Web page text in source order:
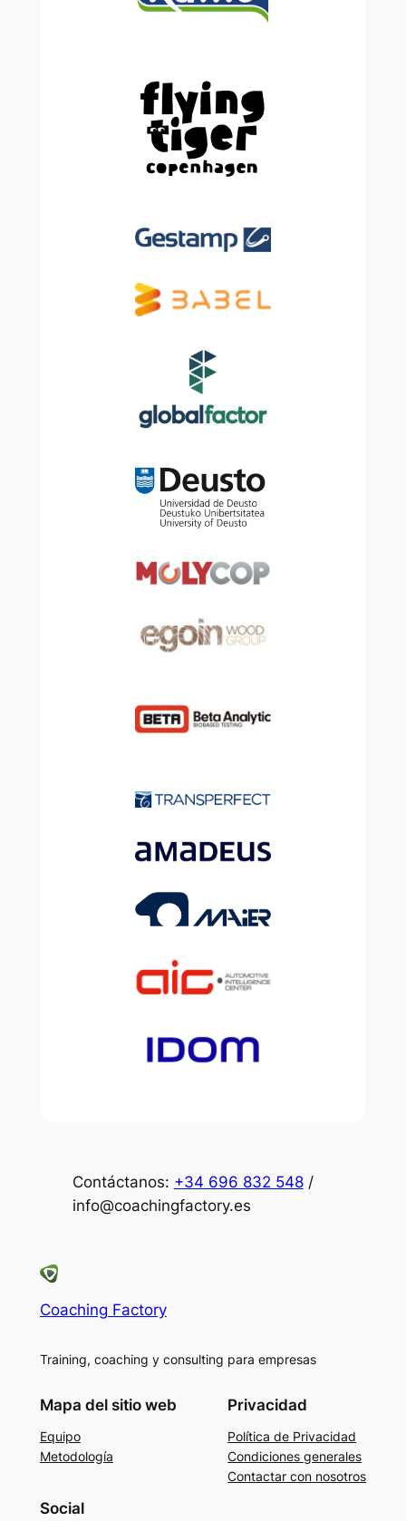
Contáctanos: +34 696 832 548/
info@coachingfactory.es
Coaching Factory
Training, coaching y consulting para empresas
Mapa del sitio web
Equipo
Metodología
Privacidad
Política de Privacidad
Condiciones generales
Contactar con nosotros
Social